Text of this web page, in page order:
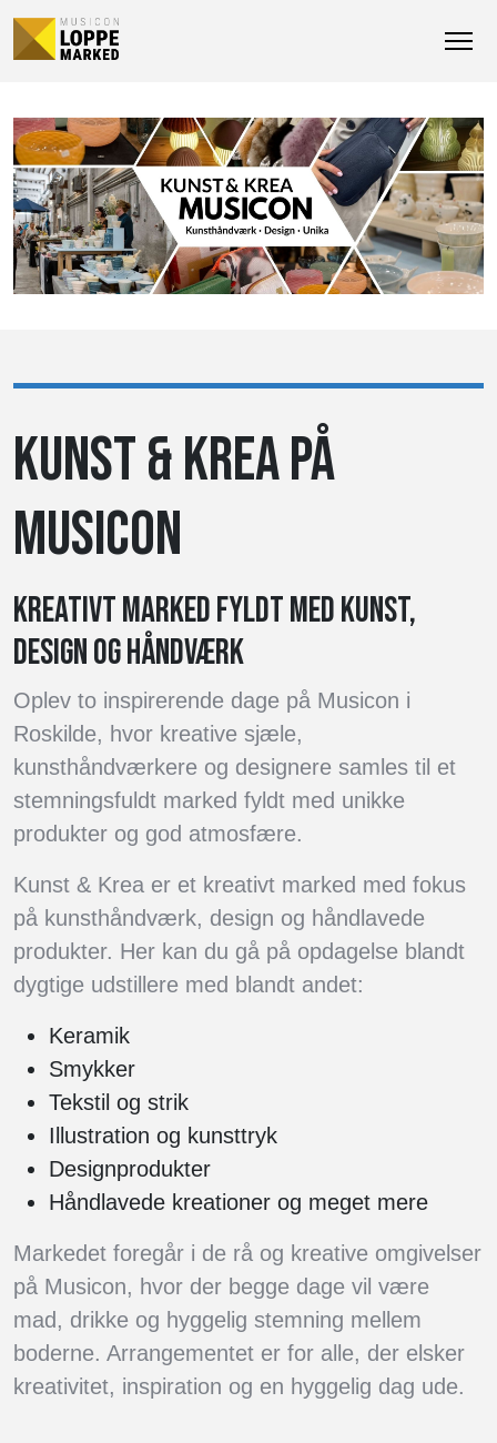
KUNST & KREA PÅ
MUSICON
KREATIVT MARKED FYLDT MED KUNST,
DESIGN OG HÅNDVÆRK
Oplev to inspirerende dage på Musicon i
Roskilde, hvor kreative sjæle,
kunsthåndværkere og designere samles til et
stemningsfuldt marked fyldt med unikke
produkter og god atmosfære.
Kunst & Krea er et kreativt marked med fokus
på kunsthåndværk, design og håndlavede
produkter. Her kan du gå på opdagelse blandt
dygtige udstillere med blandt andet:
Keramik
Smykker
Tekstil og strik
Illustration og kunsttryk
Designprodukter
Håndlavede kreationer og meget mere
Markedet foregår i de rå og kreative omgivelser
på Musicon, hvor der begge dage vil være
mad, drikke og hyggelig stemning mellem
boderne. Arrangementet er for alle, der elsker
kreativitet, inspiration og en hyggelig dag ude.